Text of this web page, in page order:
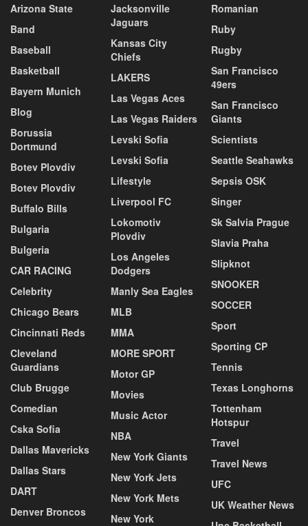
Arizona State
Band
Baseball
Basketball
Bayern Munich
Blog
Borussia
Dortmund
Botev Plovdiv
Botev Plovdiv
Buffalo Bills
Bulgaria
Bulgeria
CAR RACING
Celebrity
Chicago Bears
Cincinnati Reds
Cleveland
Guardians
Club Brugge
Comedian
Cska Sofia
Dallas Mavericks
Dallas Stars
DART
Denver Broncos
Jacksonville
Jaguars
Kansas City
Chiefs
LAKERS
Las Vegas Aces
Las Vegas Raiders
Levski Sofia
Levski Sofia
Lifestyle
Liverpool FC
Lokomotiv
Plovdiv
Los Angeles
Dodgers
Manly Sea Eagles
MLB
MMA
MORE SPORT
Motor GP
Movies
Music Actor
NBA
New York Giants
New York Jets
New York Mets
New York
Romanian
Ruby
Rugby
San Francisco
49ers
San Francisco
Giants
Scientists
Seattle Seahawks
Sepsis OSK
Singer
Sk Salvia Prague
Slavia Praha
Slipknot
SNOOKER
SOCCER
Sport
Sporting CP
Tennis
Texas Longhorns
Tottenham
Hotspur
Travel
Travel News
UFC
UK Weather News